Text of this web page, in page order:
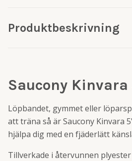
Produktbeskrivning
Saucony
Löpbandet, gymmet eller
att träna så är Saucony Kinvara
hjälpa dig med en fjäderlätt
Tillverkade i återvunnen